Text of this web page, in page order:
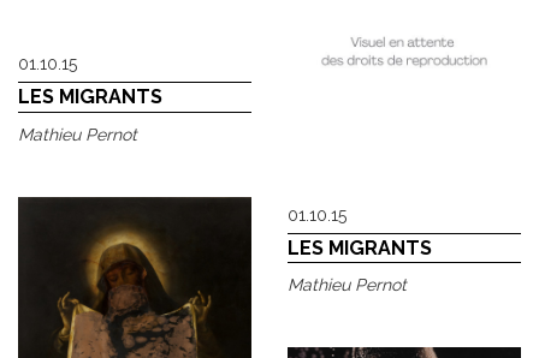
01.10.15
LES MIGRANTS
Mathieu Pernot
01.10.15
LES MIGRANTS
Mathieu Pernot